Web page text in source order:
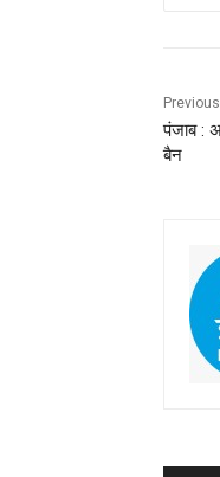
पंजाब :
बैन